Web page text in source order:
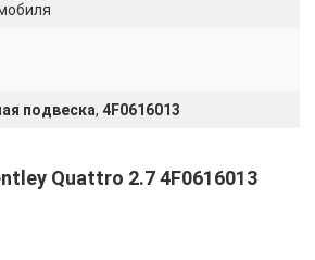
подвеска, 4F0616013
Quattro 2.7 4F0616013